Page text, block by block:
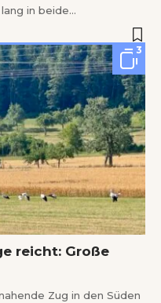
in beide…
3
reicht: Große
Zug in den Süden